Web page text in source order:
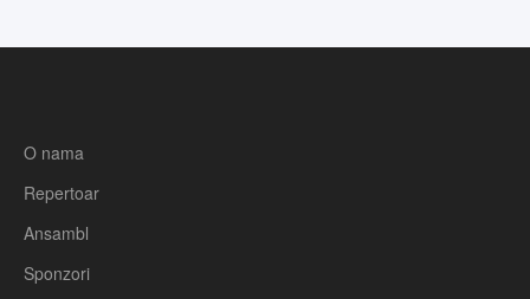
O nama
Repertoar
Ansambl
Sponzori